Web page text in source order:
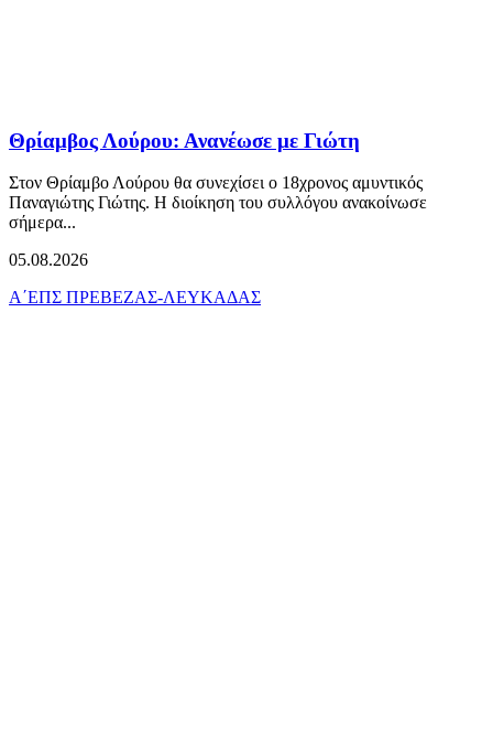
Θρίαμβος Λούρου: Ανανέωσε με Γιώτη
Στον Θρίαμβο Λούρου θα συνεχίσει ο 18χρονος αμυντικός
Παναγιώτης Γιώτης. Η διοίκηση του συλλόγου ανακοίνωσε
σήμερα...
05.08.2026
Α΄ΕΠΣ ΠΡΕΒΕΖΑΣ-ΛΕΥΚΑΔΑΣ